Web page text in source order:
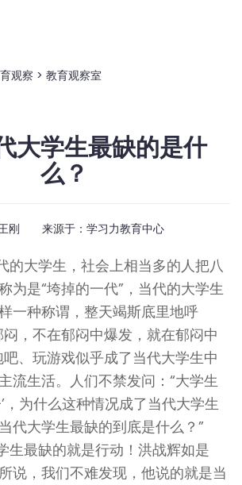
观察 > 教育观察室
大学生最缺的是什
么？
刚 来源于： 学习力教育中心
的大学生 ，社会上相当多的人把八
为是“垮掉的一代”，当代的大学生
一种称谓，整天竭斯底里地呼
，不在郁闷中爆发，就在郁闷中
吧、玩游戏似乎成了当代大学生中
流生活。人们不禁发问：“大学生
，为什么这种情况成了当代大学生
代大学生最缺的到底是什么？”
最缺的就是行动！洪战辉如是
说，我们不难发现，他说的就是当